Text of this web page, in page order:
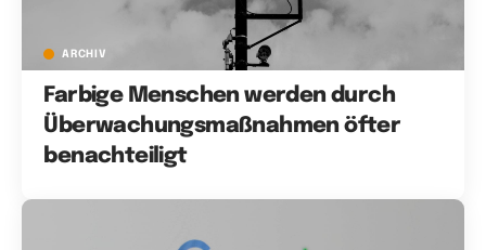
ARCHIV
Farbige Menschen werden durch
Überwachungsmaßnahmen öfter
benachteiligt